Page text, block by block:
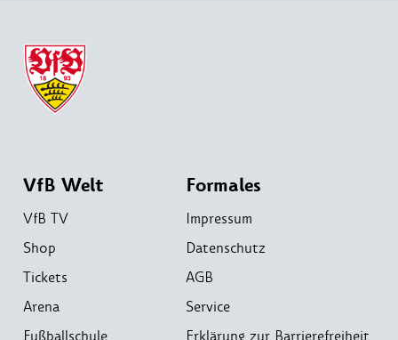
VfB Welt
VfB TV
Shop
Tickets
Arena
Formales
Impressum
Datenschutz
AGB
Service